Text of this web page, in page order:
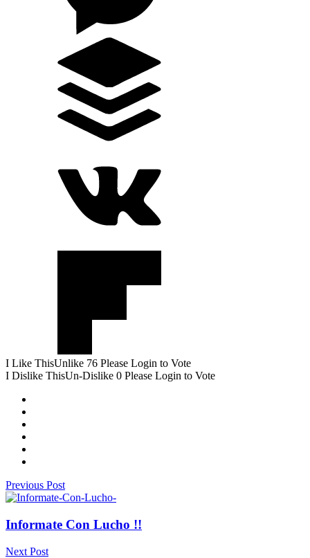
I Like ThisUnlike 76 Please Login to Vote
I Dislike ThisUn-Dislike 0 Please Login to Vote
Previous Post
Informate Con Lucho !!
Next Post